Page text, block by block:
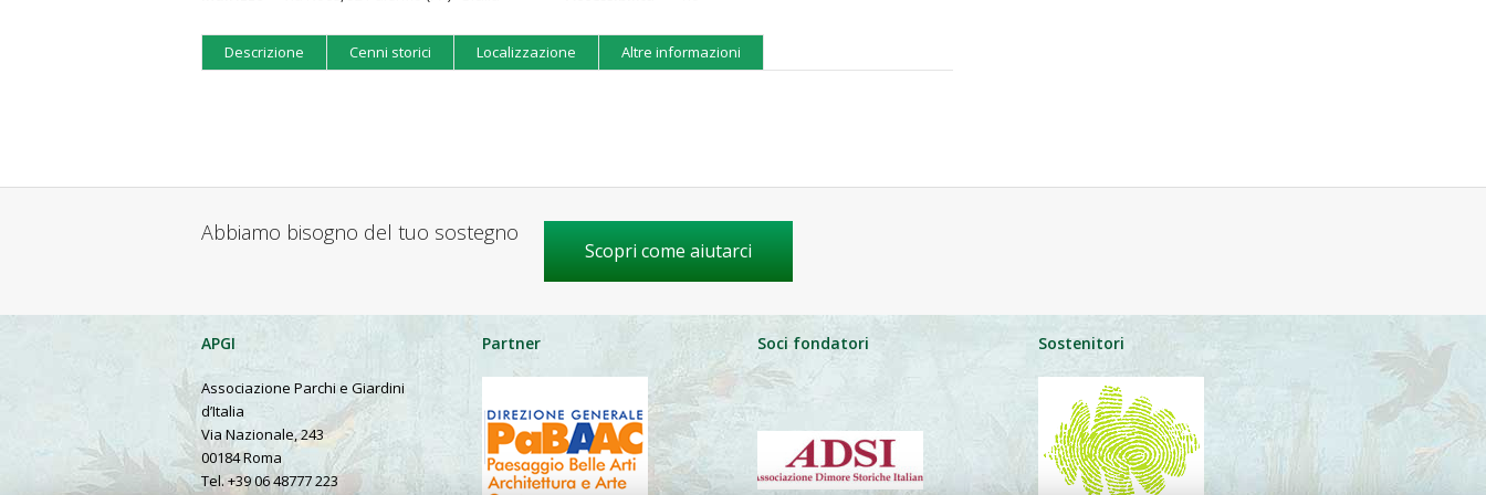
Descrizione Cenni storici Localizzazione Altre informazioni
Abbiamo bisogno del tuo sostegno
Scopri come aiutarci
APGI
Associazione Parchi e Giardini
d’Italia
Via Nazionale, 243
00184 Roma
Tel. +39 06 48777 223
Partner Soci fondatori Sostenitori